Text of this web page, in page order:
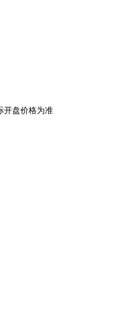
开盘价格为准